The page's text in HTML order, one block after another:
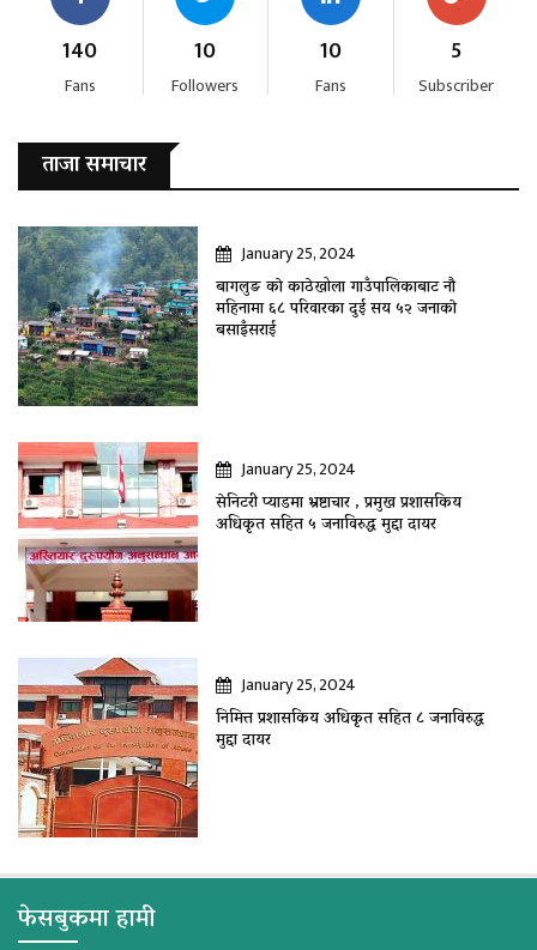
140
Fans
10
Followers
10
Fans
5
Subscriber
ताजा समाचार
January 25, 2024
बागलुङ काे काठेखोला गाउँपालिकाबाट नौ
महिनामा ६८ परिवारका दुई सय ५२ जनाकाे
बसाइँसराई
January 25, 2024
सेनिटरी प्याडमा भ्रष्टाचार , प्रमुख प्रशासकिय
अधिकृत सहित ५ जनाविरुद्ध मुद्दा दायर
January 25, 2024
निमित्त प्रशासकिय अधिकृत सहित ८ जनाविरुद्ध
मुद्दा दायर
फेसबुकमा हामी